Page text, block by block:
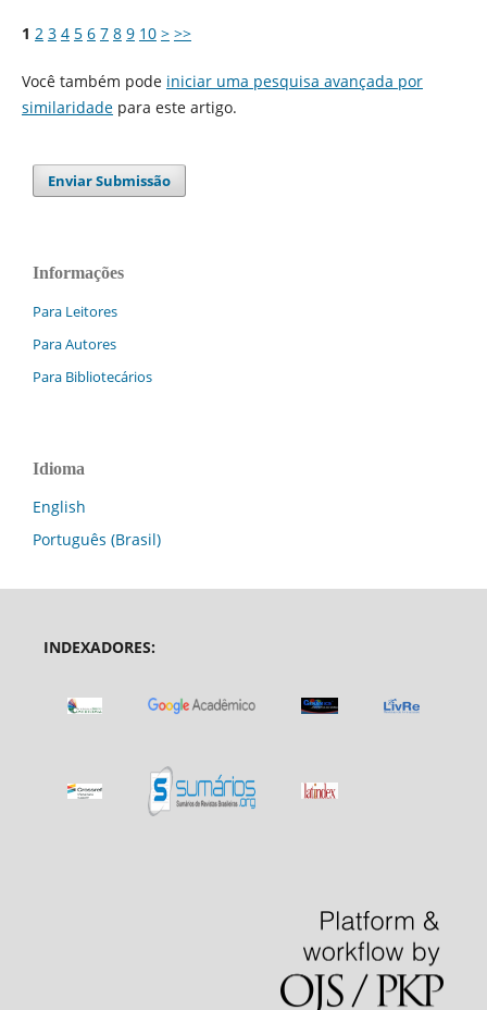
1 2 3 4 5 6 7 8 9 10 > >>
Você também pode iniciar uma pesquisa avançada por
similaridadepara este artigo.
Enviar Submissão
Informações
Para Leitores
Para Autores
Para Bibliotecários
Idioma
English
Português (Brasil)
INDEXADORES: